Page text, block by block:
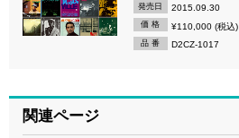
発売日 2015.09.30
価 格 ¥110,000 (税込)
品 番 D2CZ-1017
関連ページ